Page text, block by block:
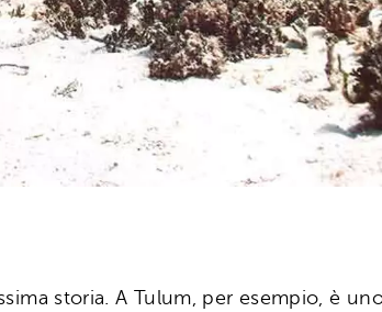
storia. A Tulum, per esempio, è